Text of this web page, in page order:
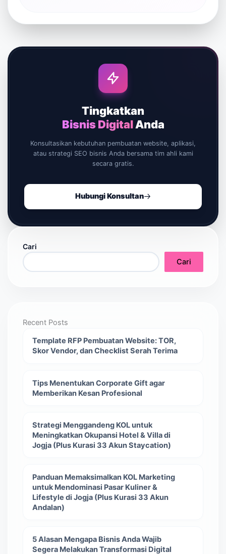
Tingkatkan
Bisnis DigitalAnda
Konsultasikan kebutuhan pembuatan website, aplikasi,
atau strategi SEO bisnis Anda bersama tim ahli kami
secara gratis.
Hubungi Konsultan
Cari
Cari
Recent Posts
Template RFP Pembuatan Website: TOR,
Skor Vendor, dan Checklist Serah Terima
Tips Menentukan Corporate Gift agar
Memberikan Kesan Profesional
Strategi Menggandeng KOL untuk
Meningkatkan Okupansi Hotel & Villa di
Jogja (Plus Kurasi 33 Akun Staycation)
Panduan Memaksimalkan KOL Marketing
untuk Mendominasi Pasar Kuliner &
Lifestyle di Jogja (Plus Kurasi 33 Akun
Andalan)
5 Alasan Mengapa Bisnis Anda Wajib
Segera Melakukan Transformasi Digital